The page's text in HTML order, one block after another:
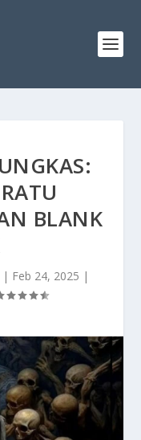
BLANK
| Feb 24, 2025 |